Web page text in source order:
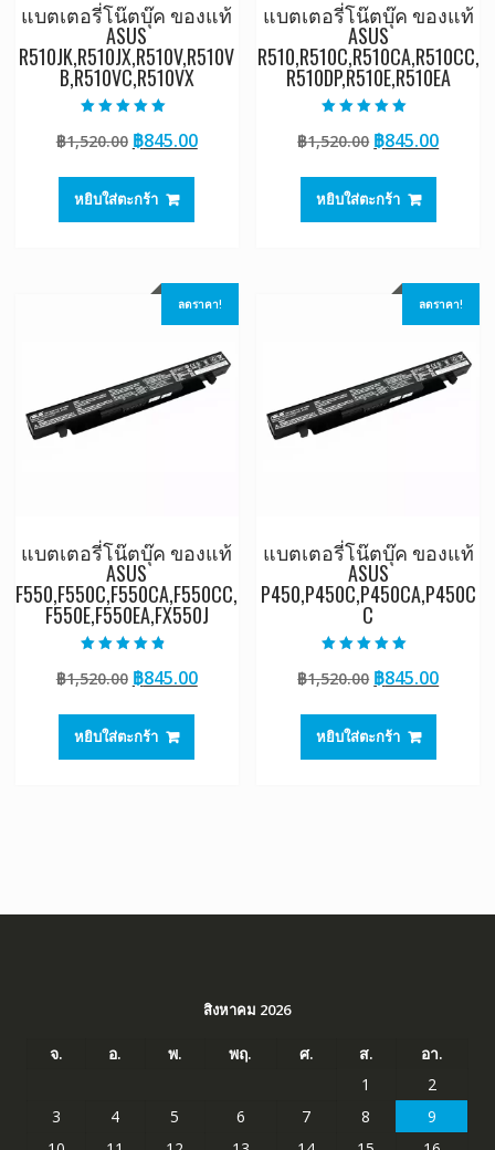
แบตเตอรี่โน๊ตบุ๊ค ของแท้
ASUS
R510JK,R510JX,R510V,R510V
B,R510VC,R510VX
5.00
ตั้งแต่ 1-5
฿1,520.00 Original
was:
฿1,520.00.
฿845.00Current
หยิบใส่ตะกร้า
แบตเตอรี่โน๊ตบุ๊ค ของแท้
ASUS
R510,R510C,R510CA,R510CC,
R510DP,R510E,R510EA
5.00
ตั้งแต่ 1-5
฿1,520.00 Original
was:
฿1,520.00.
฿845.00
หยิบใส่ตะกร้า
ลดราคา!
แบตเตอรี่โน๊ตบุ๊ค ของแท้
ASUS
F550,F550C,F550CA,F550CC,
F550E,F550EA,FX550J
4.50
ตั้งแต่ 1-5
฿1,520.00 Original
was:
฿1,520.00.
฿845.00Current
หยิบใส่ตะกร้า
ลดราคา!
แบตเตอรี่โน๊ตบุ๊ค ของแท้
ASUS
P450,P450C,P450CA,P450C
C
5.00
ตั้งแต่ 1-5
฿1,520.00 Original
was:
฿1,520.00.
฿845.00
หยิบใส่ตะกร้า
สิงหาคม 2026
จ. อ. พ. พฤ. ศ. ส.
อา.
1
2
3
4 5 6 7 8
9